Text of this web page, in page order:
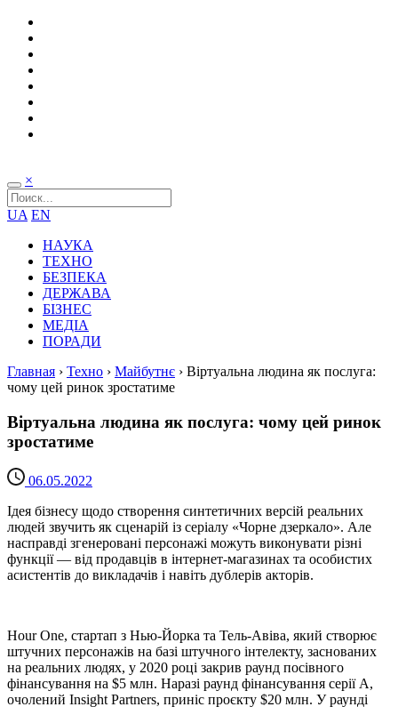
×
UA EN
НАУКА
ТЕХНО
БЕЗПЕКА
ДЕРЖАВА
БІЗНЕС
МЕДІА
ПОРАДИ
Главная › Техно › Майбутнє › Віртуальна людина як послуга:
чому цей ринок зростатиме
Віртуальна людина як послуга: чому цей ринок
зростатиме
06.05.2022
Ідея бізнесу щодо створення синтетичних версій реальних
людей звучить як сценарій із серіалу «Чорне дзеркало». Але
насправді згенеровані персонажі можуть виконувати різні
функції — від продавців в інтернет-магазинах та особистих
асистентів до викладачів і навіть дублерів акторів.
Hour One, стартап з Нью-Йорка та Тель-Авіва, який створює
штучних персонажів на базі штучного інтелекту, заснованих
на реальних людях, у 2020 році закрив раунд посівного
фінансування на $5 млн. Наразі раунд фінансування серії А,
очолений Insight Partners, приніс проєкту $20 млн. У раунді